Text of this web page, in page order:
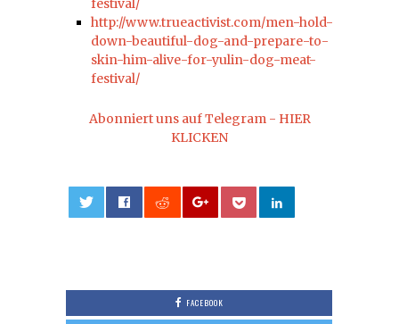
festival/
http://www.trueactivist.com/men-hold-
down-beautiful-dog-and-prepare-to-
skin-him-alive-for-yulin-dog-meat-
festival/
Abonniert uns auf Telegram - HIER
KLICKEN
FACEBOOK